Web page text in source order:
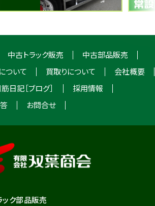
中古トラック販売
中古部品販売
ついて
買取りについて
会社概要
日記［ブログ］
採用情報
お問合せ
ック部品販売